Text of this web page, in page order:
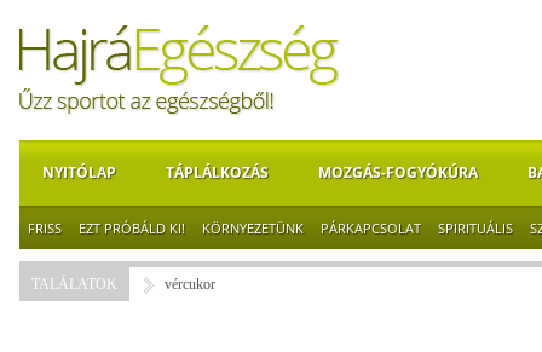
NYITÓLAP TÁPLÁLKOZÁS MOZGÁS-FOGYÓKÚRA
FRISS EZT PRÓBÁLD KI! KÖRNYEZETÜNK PÁRKAPCSOLAT SPIRITUÁLIS
TALÁLATOK vércukor